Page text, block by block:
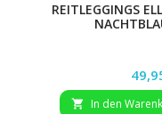
REITLEGGINGS
Preis
 In den